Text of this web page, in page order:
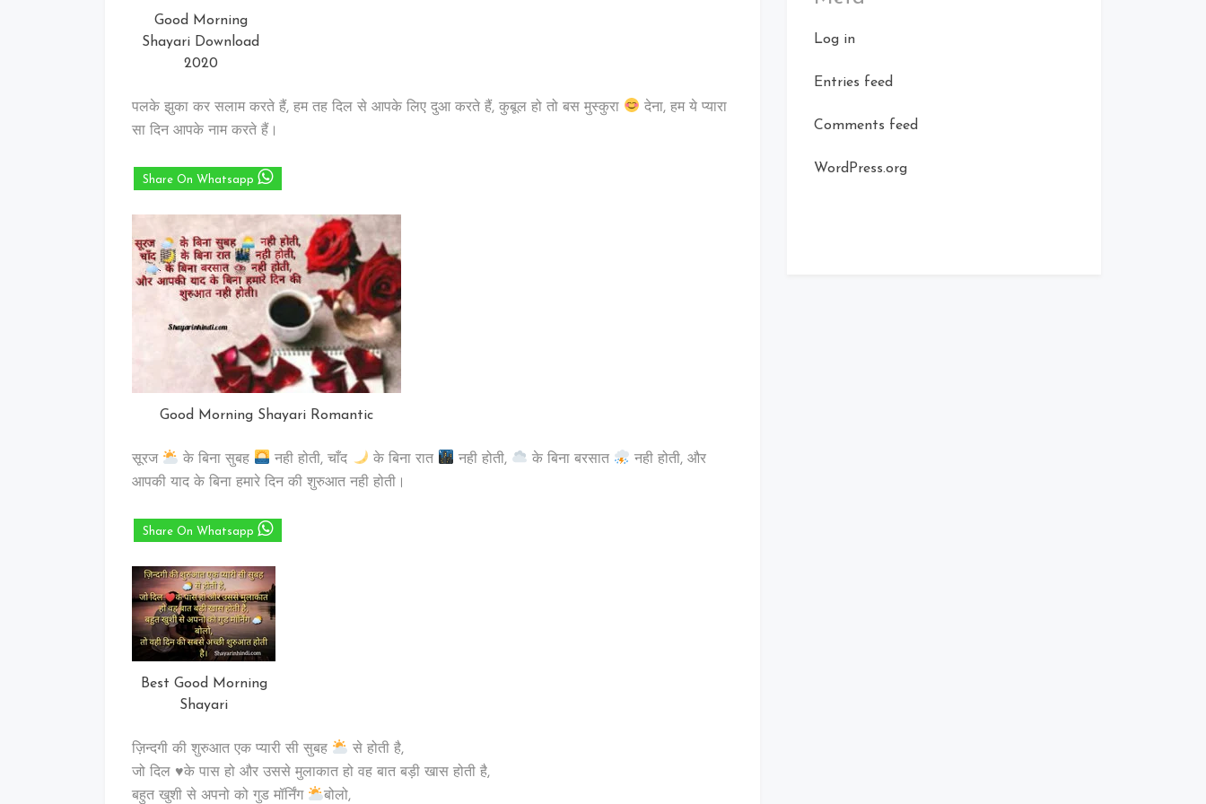
Good Morning
Shayari Download
2020
पलके झुका कर सलाम करते हैं, हम तह दिल से आपके लिए दुआ करते हैं, कुबूल हो तो बस मुस्कुरा
देना, हम ये प्यारा
सा दिन आपके नाम करते हैं।
Share On Whatsapp
Good Morning Shayari Romantic
सूरज के बिना सुबह नही होती, चाँद के बिना रात नही होती, के बिना बरसात
नही होती, और
आपकी याद के बिना हमारे दिन की शुरुआत नही होती।
Share On Whatsapp
Best Good Morning
Shayari
ज़िन्दगी की शुरुआत एक प्यारी सी सुबह
से होती है,
जो दिल ♥️के पास हो और उससे मुलाकात हो वह बात बड़ी खास होती है,
बहुत खुशी से अपनो को गुड मॉर्निंग
बोलो,
Log in
Entries feed
Comments feed
WordPress.org